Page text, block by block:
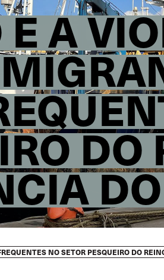
A
DO
NO SETOR PESQUEIRO DO